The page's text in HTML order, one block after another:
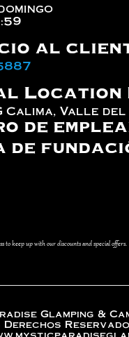
al
Location
Calima, Valle
de
de
to keep up with our discounts and special offers.
Glamping &